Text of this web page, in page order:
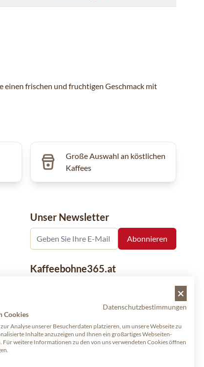
einen frischen und fruchtigen Geschmack mit
Große Auswahl an köstlichen
Kaffees
Unser Newsletter
Kaffeebohne365.at
wurde. Der Verkauf von Kaffeebohnen
Marken ist eine unserer Spezialitäten.
Qualität und Kundenservice stehen dabei
Datenschutzbestimmungen
Cookies
Analyse unserer Besucherdaten platzieren, um unsere Webseite zu
Inhalte anzuzeigen und Ihnen ein großartiges Webseiten-
Für weitere Informationen zu den von uns verwendeten Cookies öffnen